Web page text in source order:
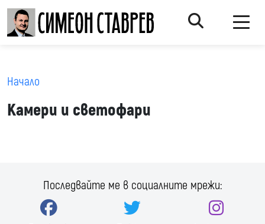
Начало
Камери и светофари
Последвайте ме в социалните мрежи: